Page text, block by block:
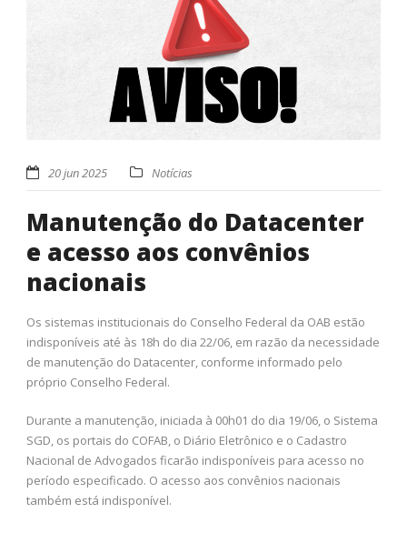
20 jun 2025 Notícias
Manutenção do Datacenter
e acesso aos convênios
nacionais
Os sistemas institucionais do Conselho Federal da OAB estão
indisponíveis até às 18h do dia 22/06, em razão da necessidade
de manutenção do Datacenter, conforme informado pelo
próprio Conselho Federal.
Durante a manutenção, iniciada à 00h01 do dia 19/06, o Sistema
SGD, os portais do COFAB, o Diário Eletrônico e o Cadastro
Nacional de Advogados ficarão indisponíveis para acesso no
período especificado. O acesso aos convênios nacionais
também está indisponível.